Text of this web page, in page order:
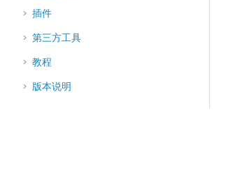
插件
第三方工具
教程
版本说明